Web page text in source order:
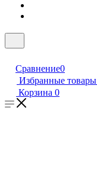
Сравнение0
Избранные товары
Корзина 0